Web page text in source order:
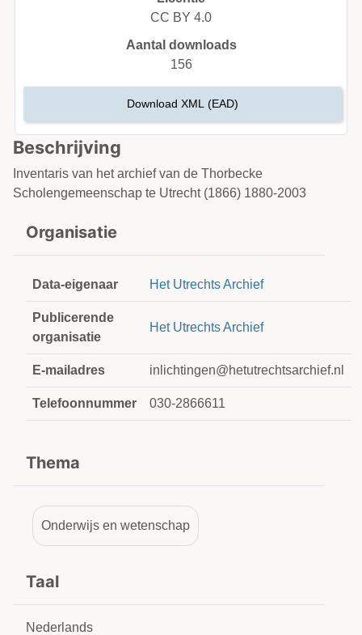
Beschrijving
Inventaris van het archief van de Thorbecke
Scholengemeenschap te Utrecht (1866) 1880-2003
Organisatie
Data-eigenaar Het Utrechts Archief
Publicerende
organisatie
Het Utrechts Archief
E-mailadres inlichtingen@hetutrechtsarchief.nl
Telefoonnummer 030-2866611
Thema
Onderwijs en wetenschap
Taal
Nederlands
CC BY 4.0
Aantal downloads
156
Download XML (EAD)